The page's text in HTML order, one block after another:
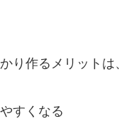
り作るメリットは、
すくなる